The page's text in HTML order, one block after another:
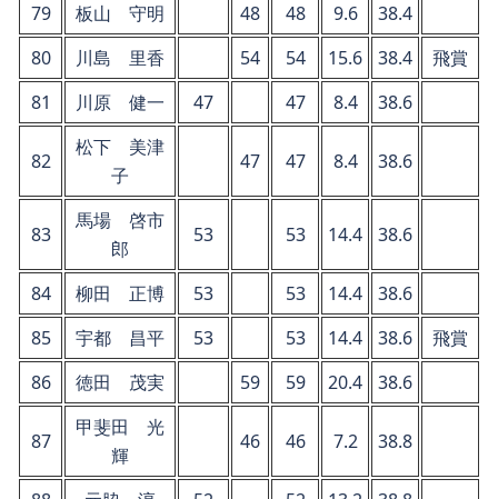
79
板山 守明 48 48 9.6
38.4
80
川島 里香 54 54 15.6 38.4
飛賞
81
川原 健一 47 47 8.4 38.6
82
松下 美津
子
47 47 8.4 38.6
83
馬場 啓市
郎
53 53 14.4 38.6
84 柳田 正博 53 53 14.4
38.6
85
宇都 昌平 53 53 14.4 38.6
飛賞
86
徳田 茂実 59 59 20.4 38.6
87
甲斐田 光
輝
46 46 7.2 38.8